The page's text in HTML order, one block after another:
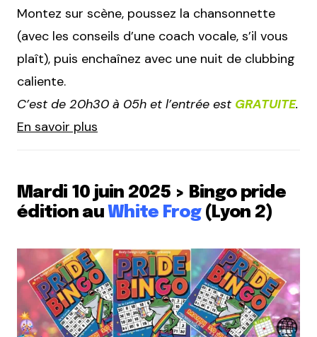
Montez sur scène, poussez la chansonnette
(avec les conseils d’une coach vocale, s’il vous
plaît), puis enchaînez avec une nuit de clubbing
caliente.
C’est de 20h30 à 05h et l’entrée est GRATUITE.
En savoir plus
Mardi 10 juin 2025 > Bingo pride
édition au White Frog(Lyon 2)